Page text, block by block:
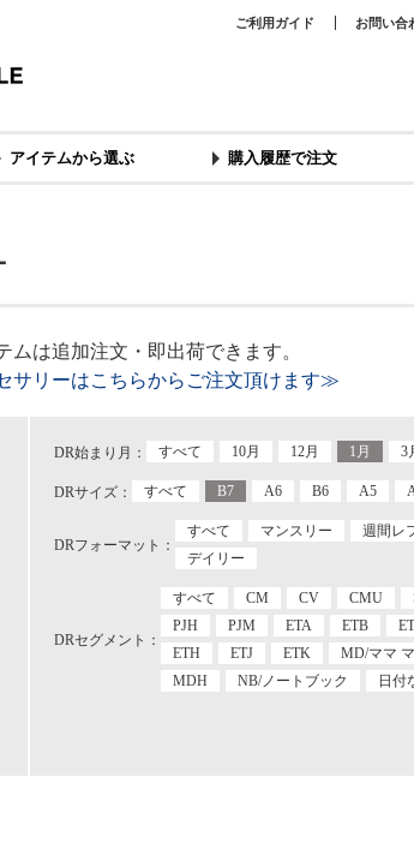
ご利用ガイド お問い合
アイテムから選ぶ 購入履歴で注文
ムは追加注文・即出荷できます。
サリーはこちらからご注文頂けます≫
DR始まり月： すべて 10月 12月 1月 3
DRサイズ： すべて B7 A6 B6 A5
DRフォーマット：
すべて マンスリー 週間レ
デイリー
DRセグメント：
すべて CM CV CMU
PJH
PJM ETA ETB
ETH
ETJ ETK MD/ママ
MDH
NB/ノートブック 日付